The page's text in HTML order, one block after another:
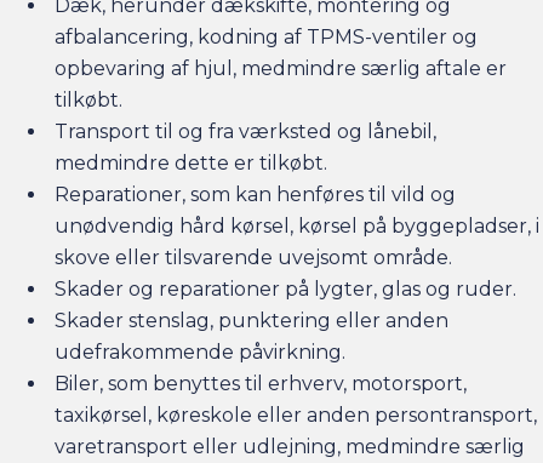
Dæk, herunder dækskifte, montering og
afbalancering, kodning af TPMS-ventiler og
opbevaring af hjul, medmindre særlig aftale er
tilkøbt.
Transport til og fra værksted og lånebil,
medmindre dette er tilkøbt.
Reparationer, som kan henføres til vild og
unødvendig hård kørsel, kørsel på byggepladser, i
skove eller tilsvarende uvejsomt område.
Skader og reparationer på lygter, glas og ruder.
Skader stenslag, punktering eller anden
udefrakommende påvirkning.
Biler, som benyttes til erhverv, motorsport,
taxikørsel, køreskole eller anden persontransport,
varetransport eller udlejning, medmindre særlig